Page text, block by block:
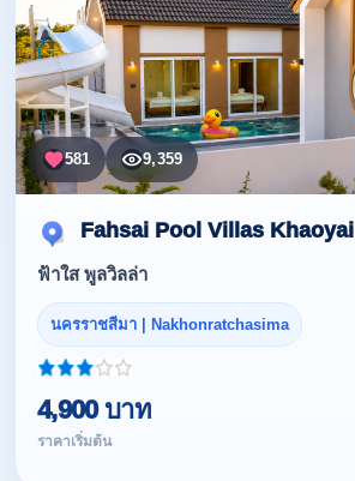
581 9,359
Fahsai Pool Villas Khaoyai
ฟ้าใส พูลวิลล่า
นครราชสีมา | Nakhonratchasima
4,900 บาท
ราคาเริ่มต้น